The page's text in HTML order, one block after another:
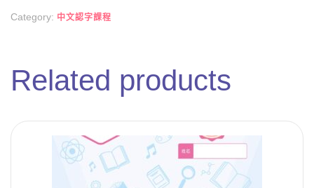
Category: 中文認字課程
Related products